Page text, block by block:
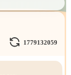
1779132059